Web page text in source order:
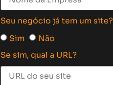
Seu negócio já tem um site?
Sim
Não
Se sim, qual a URL?